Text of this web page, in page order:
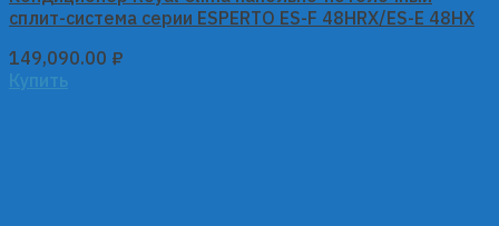
сплит-система серии ESPERTO ES-F 48HRX/ES-E 48HX
149,090.00 ₽
Купить